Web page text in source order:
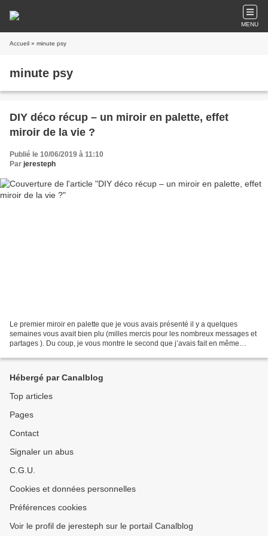
MENU
Accueil » minute psy
minute psy
DIY déco récup – un miroir en palette, effet
miroir de la vie ?
Publié le 10/06/2019 à 11:10
Par jeresteph
Le premier miroir en palette que je vous avais présenté il y a quelques
semaines vous avait bien plu (milles mercis pour les nombreux messages et
partages ). Du coup, je vous montre le second que j’avais fait en même
Hébergé par Canalblog
Top articles
Pages
Contact
Signaler un abus
C.G.U.
Cookies et données personnelles
Préférences cookies
Voir le profil de jeresteph sur le portail Canalblog